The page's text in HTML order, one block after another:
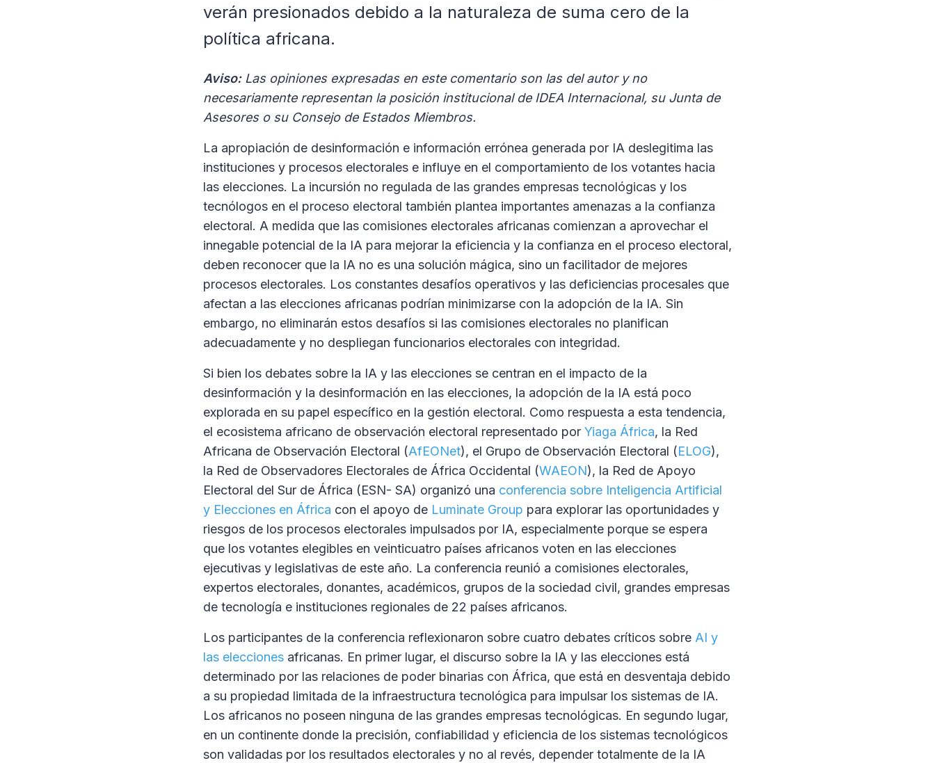
verán presionados debido a la naturaleza de suma cero de la
política africana.
Aviso: Las opiniones expresadas en este comentario son las del autor y no
necesariamente representan la posición institucional de IDEA Internacional, su Junta de
Asesores o su Consejo de Estados Miembros.
La apropiación de desinformación e información errónea generada por IA deslegitima las
instituciones y procesos electorales e influye en el comportamiento de los votantes hacia
las elecciones. La incursión no regulada de las grandes empresas tecnológicas y los
tecnólogos en el proceso electoral también plantea importantes amenazas a la confianza
electoral. A medida que las comisiones electorales africanas comienzan a aprovechar el
innegable potencial de la IA para mejorar la eficiencia y la confianza en el proceso electoral,
deben reconocer que la IA no es una solución mágica, sino un facilitador de mejores
procesos electorales. Los constantes desafíos operativos y las deficiencias procesales que
afectan a las elecciones africanas podrían minimizarse con la adopción de la IA. Sin
embargo, no eliminarán estos desafíos si las comisiones electorales no planifican
adecuadamente y no despliegan funcionarios electorales con integridad.
Si bien los debates sobre la IA y las elecciones se centran en el impacto de la
desinformación y la desinformación en las elecciones, la adopción de la IA está poco
explorada en su papel específico en la gestión electoral. Como respuesta a esta tendencia,
el ecosistema africano de observación electoral representado por Yiaga África, la Red
Africana de Observación Electoral (AfEONet), el Grupo de Observación Electoral (ELOG),
la Red de Observadores Electorales de África Occidental (WAEON), la Red de Apoyo
Electoral del Sur de África (ESN- SA) organizó una conferencia sobre Inteligencia Artificial
y Elecciones en África con el apoyo de Luminate Group para explorar las oportunidades y
riesgos de los procesos electorales impulsados por IA, especialmente porque se espera
que los votantes elegibles en veinticuatro países africanos voten en las elecciones
ejecutivas y legislativas de este año. La conferencia reunió a comisiones electorales,
expertos electorales, donantes, académicos, grupos de la sociedad civil, grandes empresas
de tecnología e instituciones regionales de 22 países africanos.
Los participantes de la conferencia reflexionaron sobre cuatro debates críticos sobre AI y
las elecciones africanas. En primer lugar, el discurso sobre la IA y las elecciones está
determinado por las relaciones de poder binarias con África, que está en desventaja debido
a su propiedad limitada de la infraestructura tecnológica para impulsar los sistemas de IA.
Los africanos no poseen ninguna de las grandes empresas tecnológicas. En segundo lugar,
en un continente donde la precisión, confiabilidad y eficiencia de los sistemas tecnológicos
son validadas por los resultados electorales y no al revés, depender totalmente de la IA